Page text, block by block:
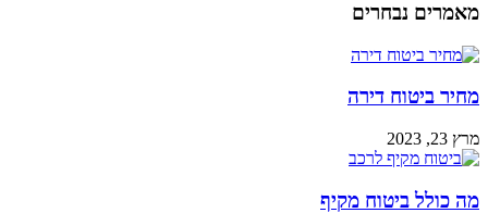
מאמרים נבחרים
מחיר ביטוח דירה
מרץ 23, 2023
מה כולל ביטוח מקיף